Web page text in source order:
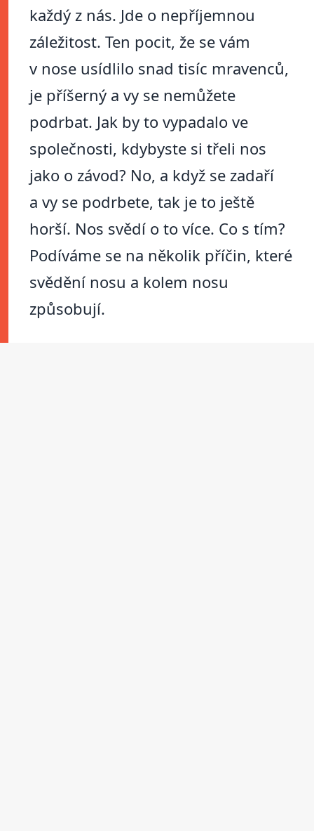
každý z nás. Jde o nepříjemnou
záležitost. Ten pocit, že se vám
v nose usídlilo snad tisíc mravenců,
je příšerný a vy se nemůžete
podrbat. Jak by to vypadalo ve
společnosti, kdybyste si třeli nos
jako o závod? No, a když se zadaří
a vy se podrbete, tak je to ještě
horší. Nos svědí o to více. Co s tím?
Podíváme se na několik příčin, které
svědění nosu a kolem nosu
způsobují.